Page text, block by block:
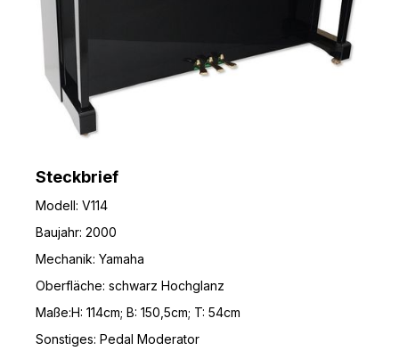
Steckbrief
Modell: V114
Baujahr: 2000
Mechanik: Yamaha
Oberfläche: schwarz Hochglanz
Maße:H: 114cm; B: 150,5cm; T: 54cm
Sonstiges: Pedal Moderator